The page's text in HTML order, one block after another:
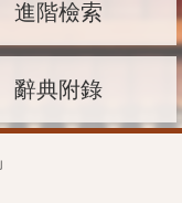
進階檢索
辭典附錄
」